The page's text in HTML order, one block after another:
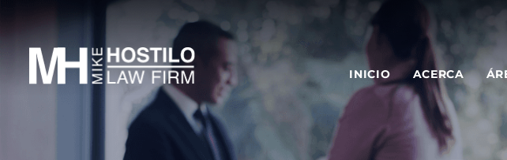
INICIO ACERCA